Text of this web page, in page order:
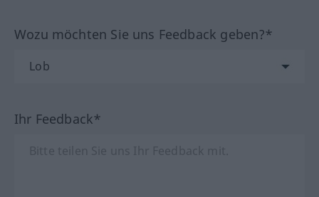
Wozu möchten Sie uns Feedback geben?*
Ihr Feedback*